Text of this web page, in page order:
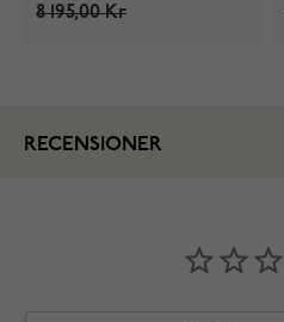
8 195,00 Kr
RECENSIONER